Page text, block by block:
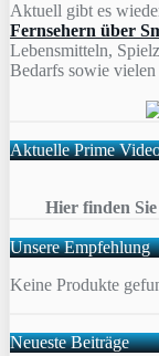
Aktuell gibt es
Fernsehern über
Lebensmitteln,
Bedarfs sowie
Aktuelle Prime
Hier finden
Unsere Empfehlung
Keine Produkte
Neueste Beiträge